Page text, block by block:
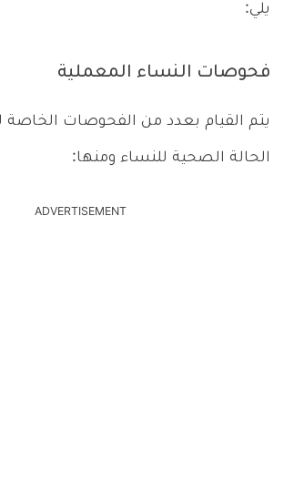
يلي:
فحوصات النساء المعملية
يتم القيام بعدد من الفحوصات
الحالة الصحية للنساء ومنها:
ADVERTISEMENT